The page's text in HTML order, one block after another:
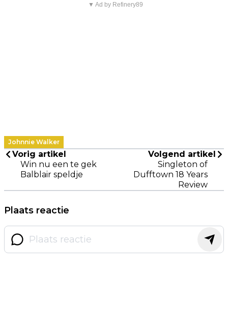
▼ Ad by Refinery89
Johnnie Walker
Vorig artikel
Win nu een te gek
Balblair speldje
Volgend artikel
Singleton of
Dufftown 18 Years
Review
Plaats reactie